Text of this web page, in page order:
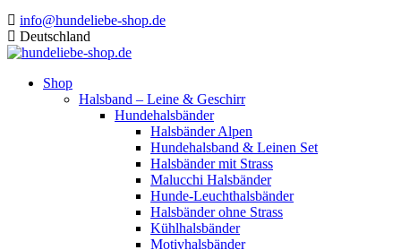
info@hundeliebe-shop.de
Deutschland
Shop
Halsband – Leine & Geschirr
Hundehalsbänder
Halsbänder Alpen
Hundehalsband & Leinen Set
Halsbänder mit Strass
Malucchi Halsbänder
Hunde-Leuchthalsbänder
Halsbänder ohne Strass
Kühlhalsbänder
Motivhalsbänder